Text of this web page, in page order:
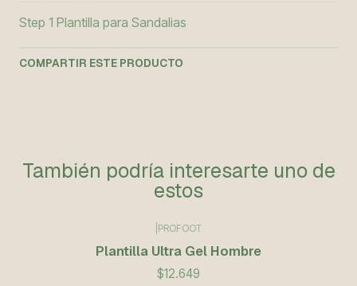
Step 1 Plantilla para Sandalias
COMPARTIR ESTE PRODUCTO
También podría interesarte uno de
estos
PROFOOT
Plantilla Ultra Gel Hombre
$12.649